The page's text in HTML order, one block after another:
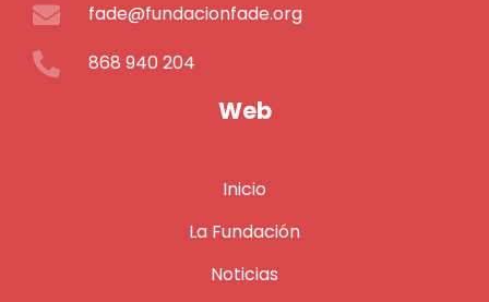
fade@fundacionfade.org
868 940 204
Web
Inicio
La Fundación
Noticias